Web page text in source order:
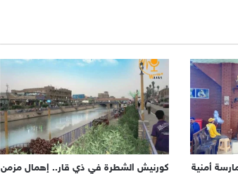
أمنية كورنيش الشطرة في ذي قار.. إهمال مزمن